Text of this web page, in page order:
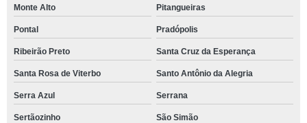
Monte Alto Pitangueiras
Pontal Pradópolis
Ribeirão Preto Santa Cruz da Esperança
Santa Rosa de Viterbo Santo Antônio da Alegria
Serra Azul Serrana
Sertãozinho São Simão